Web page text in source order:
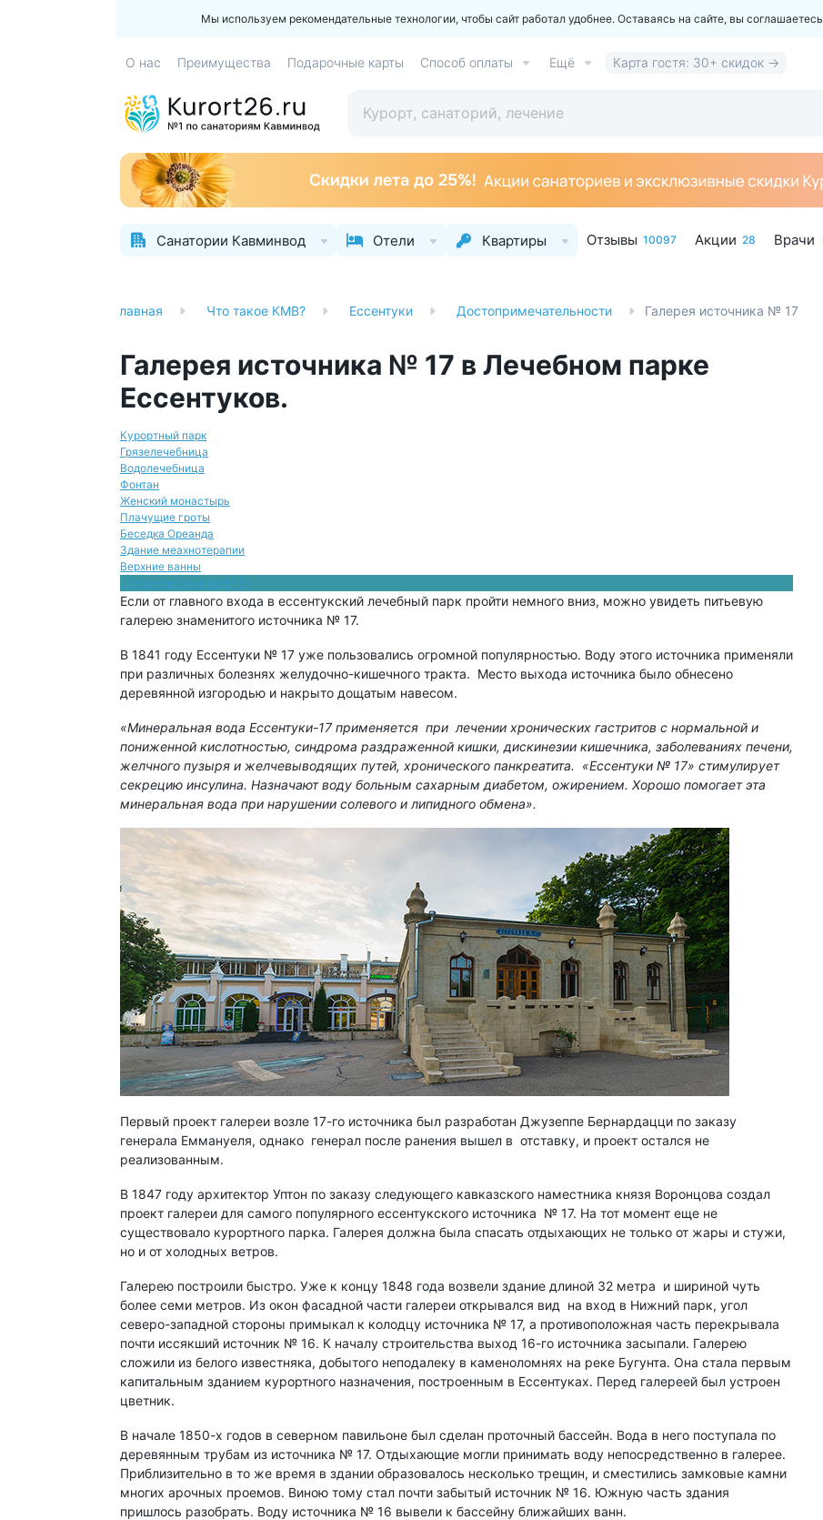
Мы используем рекомендательные технологии, чтобы сайт работал удобнее. Оставаясь на сайте, вы соглашаетесь
О нас Преимущества Подарочные карты Способ оплаты Ещё Карта гостя: 30+ скидок →
Санатории Кавминвод Отели Квартиры Отзывы 10097 Акции 28 Врачи
Главная Что такое КМВ? Ессентуки Достопримечательности Галерея источника № 17
Галерея источника № 17 в Лечебном парке
Ессентуков.
Курортный парк
Грязелечебница
Водолечебница
Фонтан
Женский монастырь
Плачущие гроты
Беседка Ореанда
Здание меахнотерапии
Верхние ванны
Галерея источника № 17
Если от главного входа в ессентукский лечебный парк пройти немного вниз, можно увидеть питьевую
галерею знаменитого источника № 17.
В 1841 году Ессентуки № 17 уже пользовались огромной популярностью. Воду этого источника применяли
при различных болезнях желудочно-кишечного тракта. Место выхода источника было обнесено
деревянной изгородью и накрыто дощатым навесом.
«Минеральная вода Ессентуки-17 применяется при лечении хронических гастритов с нормальной и
пониженной кислотностью, синдрома раздраженной кишки, дискинезии кишечника, заболеваниях печени,
желчного пузыря и желчевыводящих путей, хронического панкреатита. «Ессентуки № 17» стимулирует
секрецию инсулина. Назначают воду больным сахарным диабетом, ожирением. Хорошо помогает эта
минеральная вода при нарушении солевого и липидного обмена».
Первый проект галереи возле 17-го источника был разработан Джузеппе Бернардацци по заказу
генерала Еммануеля, однако генерал после ранения вышел в отставку, и проект остался не
реализованным.
В 1847 году архитектор Уптон по заказу следующего кавказского наместника князя Воронцова создал
проект галереи для самого популярного ессентукского источника № 17. На тот момент еще не
существовало курортного парка. Галерея должна была спасать отдыхающих не только от жары и стужи,
но и от холодных ветров.
Галерею построили быстро. Уже к концу 1848 года возвели здание длиной 32 метра и шириной чуть
более семи метров. Из окон фасадной части галереи открывался вид на вход в Нижний парк, угол
северо-западной стороны примыкал к колодцу источника № 17, а противоположная часть перекрывала
почти иссякший источник № 16. К началу строительства выход 16-го источника засыпали. Галерею
сложили из белого известняка, добытого неподалеку в каменоломнях на реке Бугунта. Она стала первым
капитальным зданием курортного назначения, построенным в Ессентуках. Перед галереей был устроен
цветник.
В начале 1850-х годов в северном павильоне был сделан проточный бассейн. Вода в него поступала по
деревянным трубам из источника № 17. Отдыхающие могли принимать воду непосредственно в галерее.
Приблизительно в то же время в здании образовалось несколько трещин, и сместились замковые камни
многих арочных проемов. Виною тому стал почти забытый источник № 16. Южную часть здания
пришлось разобрать. Воду источника № 16 вывели к бассейну ближайших ванн.